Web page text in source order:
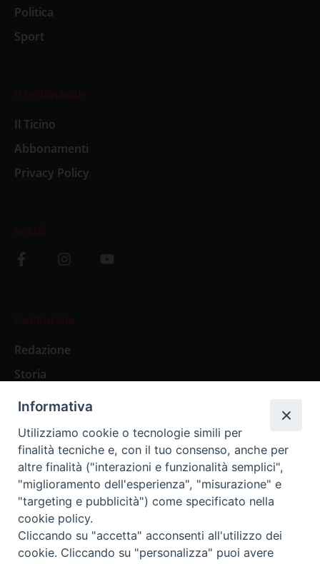
Politica
Sport
Il settimanale
Il Ticino
Abbonamenti
Privacy Policy
Social
L’editoriale
Redazione
Storia
Abbonamenti
Abbonamento Annuale Digitale
Abbonamento Annuale Cartaceo
Abbonamento Singola Copia Digitale
Informativa
Utilizziamo cookie o tecnologie simili per
finalità tecniche e, con il tuo consenso, anche per
altre finalità ("interazioni e funzionalità semplici",
"miglioramento dell'esperienza", "misurazione" e
"targeting e pubblicità") come specificato nella
cookie policy.
Cliccando su "accetta" acconsenti all'utilizzo dei
cookie. Cliccando su "personalizza" puoi avere